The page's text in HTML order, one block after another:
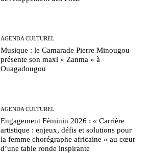
AGENDA CULTUREL
Musique : le Camarade Pierre Minougou
présente son maxi « Zanma » à
Ouagadougou
AGENDA CULTUREL
Engagement Féminin 2026 : « Carrière
artistique : enjeux, défis et solutions pour
la femme chorégraphe africaine » au cœur
d’une table ronde inspirante